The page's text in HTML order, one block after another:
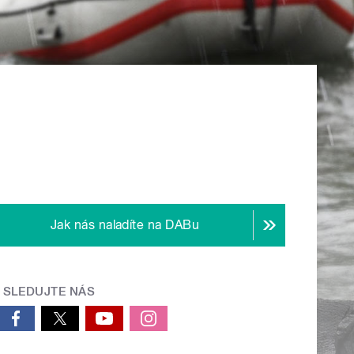
Jak nás naladíte na DABu
SLEDUJTE NÁS